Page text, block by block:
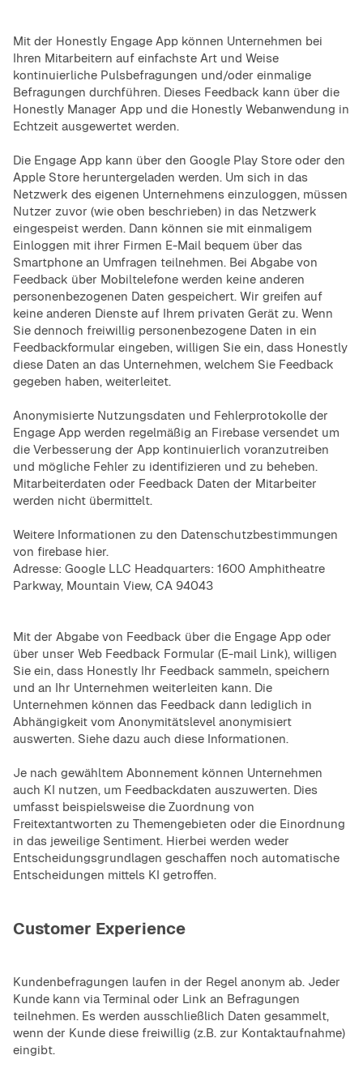
Mit der Honestly Engage App können Unternehmen bei
Ihren Mitarbeitern auf einfachste Art und Weise
kontinuierliche Pulsbefragungen und/oder einmalige
Befragungen durchführen. Dieses Feedback kann über die
Honestly Manager App und die Honestly Webanwendung in
Echtzeit ausgewertet werden.
Die Engage App kann über den Google Play Store oder den
Apple Store heruntergeladen werden. Um sich in das
Netzwerk des eigenen Unternehmens einzuloggen, müssen
Nutzer zuvor (wie oben beschrieben) in das Netzwerk
eingespeist werden. Dann können sie mit einmaligem
Einloggen mit ihrer Firmen E-Mail bequem über das
Smartphone an Umfragen teilnehmen. Bei Abgabe von
Feedback über Mobiltelefone werden keine anderen
personenbezogenen Daten gespeichert. Wir greifen auf
keine anderen Dienste auf Ihrem privaten Gerät zu. Wenn
Sie dennoch freiwillig personenbezogene Daten in ein
Feedbackformular eingeben, willigen Sie ein, dass Honestly
diese Daten an das Unternehmen, welchem Sie Feedback
gegeben haben, weiterleitet.
Anonymisierte Nutzungsdaten und Fehlerprotokolle der
Engage App werden regelmäßig an Firebase versendet um
die Verbesserung der App kontinuierlich voranzutreiben
und mögliche Fehler zu identifizieren und zu beheben.
Mitarbeiterdaten oder Feedback Daten der Mitarbeiter
werden nicht übermittelt.
Weitere Informationen zu den Datenschutzbestimmungen
von firebase hier.
Adresse: Google LLC Headquarters: 1600 Amphitheatre
Parkway, Mountain View, CA 94043
Mit der Abgabe von Feedback über die Engage App oder
über unser Web Feedback Formular (E-mail Link), willigen
Sie ein, dass Honestly Ihr Feedback sammeln, speichern
und an Ihr Unternehmen weiterleiten kann. Die
Unternehmen können das Feedback dann lediglich in
Abhängigkeit vom Anonymitätslevel anonymisiert
auswerten. Siehe dazu auch diese Informationen.
Je nach gewähltem Abonnement können Unternehmen
auch KI nutzen, um Feedbackdaten auszuwerten. Dies
umfasst beispielsweise die Zuordnung von
Freitextantworten zu Themengebieten oder die Einordnung
in das jeweilige Sentiment. Hierbei werden weder
Entscheidungsgrundlagen geschaffen noch automatische
Entscheidungen mittels KI getroffen.
Customer Experience
Kundenbefragungen laufen in der Regel anonym ab. Jeder
Kunde kann via Terminal oder Link an Befragungen
teilnehmen. Es werden ausschließlich Daten gesammelt,
wenn der Kunde diese freiwillig (z.B. zur Kontaktaufnahme)
eingibt.